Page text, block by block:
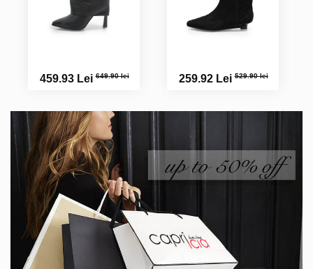
459.93 Lei649.90 lei 259.92 Lei529.90 lei